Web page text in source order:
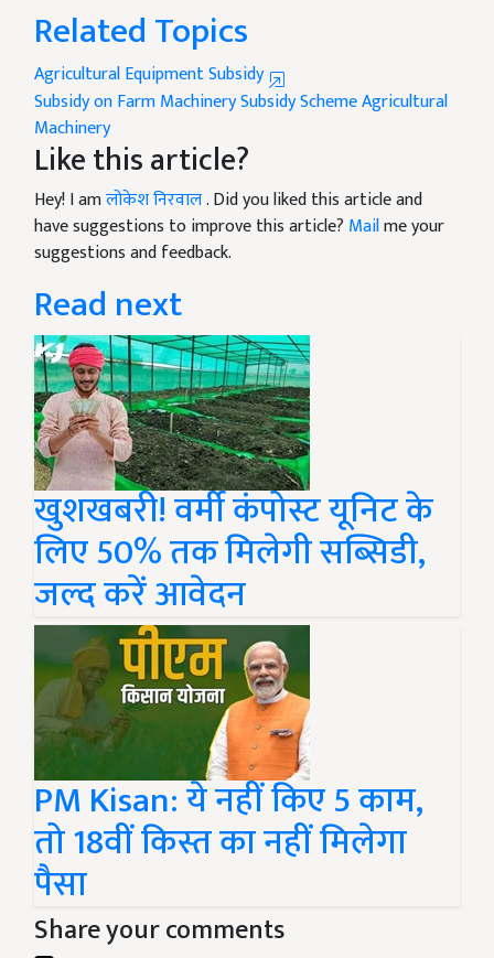
Related Topics
Agricultural Equipment Subsidy
Subsidy on Farm MachinerySubsidy SchemeAgricultural
Machinery
Like this article?
Hey! I amलोकेश निरवाल. Did you liked this article and
have suggestions to improve this article? Mailme your
suggestions and feedback.
Read next
खुशखबरी! वर्मी कंपोस्ट यूनिट के
लिए 50% तक मिलेगी सब्सिडी,
जल्द करें आवेदन
PM Kisan: ये नहीं किए 5 काम,
तो 18वीं किस्त का नहीं मिलेगा
पैसा
Share your comments